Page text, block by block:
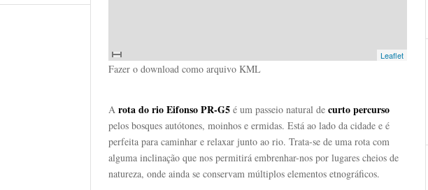
Leaflet
Fazer o download como arquivo KML
A rota do rio Eifonso PR-G5 é um passeio natural de curto percurso
pelos bosques autótones, moinhos e ermidas. Está ao lado da cidade e é
perfeita para caminhar e relaxar junto ao rio. Trata-se de uma rota com
alguma inclinação que nos permitirá embrenhar-nos por lugares cheios de
natureza, onde ainda se conservam múltiplos elementos etnográficos.